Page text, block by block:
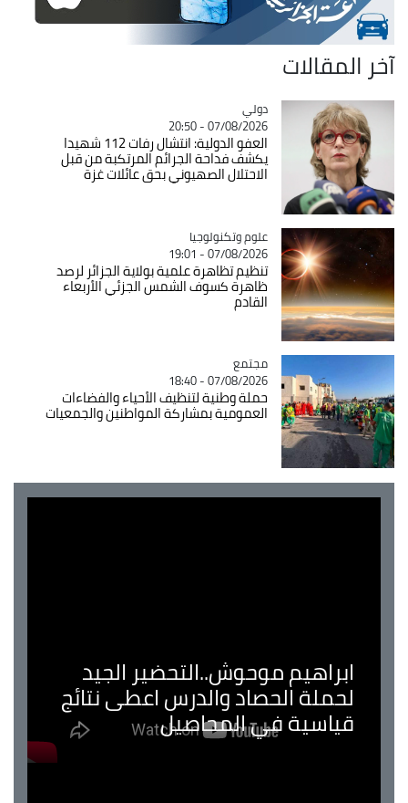
آخر المقالات
Catégorie
دولي
07/08/2026 - 20:50
العفو الدولية: انتشال رفات 112 شهيدا
يكشف فداحة الجرائم المرتكبة من قبل
الاحتلال الصهيوني بحق عائلات غزة
Catégorie
علوم وتكنولوجيا
07/08/2026 - 19:01
تنظيم تظاهرة علمية بولاية الجزائر لرصد
ظاهرة كسوف الشمس الجزئي الأربعاء
القادم
Catégorie
مجتمع
07/08/2026 - 18:40
حملة وطنية لتنظيف الأحياء والفضاءات
العمومية بمشاركة المواطنين والجمعيات
ابراهيم موحوش..التحضير الجيد
لحملة الحصاد والدرس اعطى نتائج
قياسية في المحاصيل